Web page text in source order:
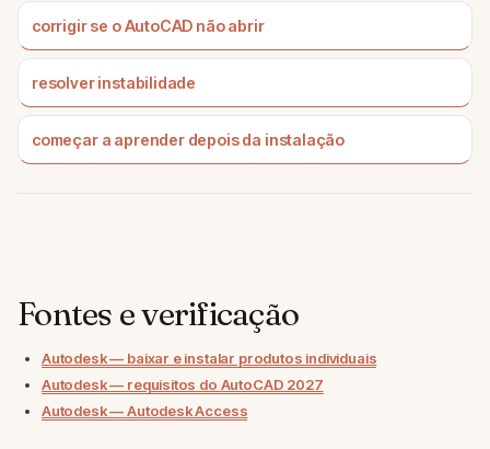
corrigir se o AutoCAD não abrir
resolver instabilidade
começar a aprender depois da instalação
Fontes e verificação
Autodesk — baixar e instalar produtos individuais
Autodesk — requisitos do AutoCAD 2027
Autodesk — Autodesk Access